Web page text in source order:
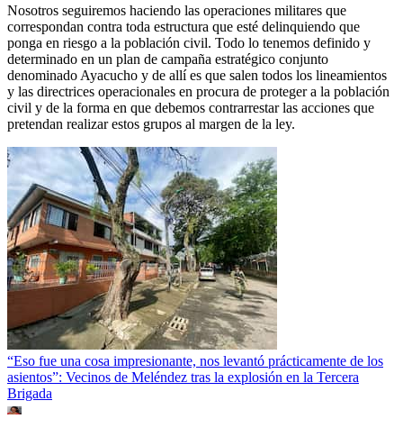
Nosotros seguiremos haciendo las operaciones militares que
correspondan contra toda estructura que esté delinquiendo que
ponga en riesgo a la población civil. Todo lo tenemos definido y
determinado en un plan de campaña estratégico conjunto
denominado Ayacucho y de allí es que salen todos los lineamientos
y las directrices operacionales en procura de proteger a la población
civil y de la forma en que debemos contrarrestar las acciones que
pretendan realizar estos grupos al margen de la ley.
“Eso fue una cosa impresionante, nos levantó prácticamente de los
asientos”: Vecinos de Meléndez tras la explosión en la Tercera
Brigada